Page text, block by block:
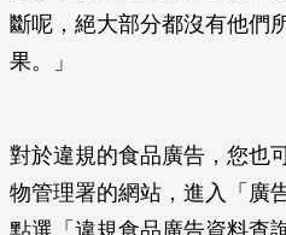
斷呢，絕大部分都沒有他們
果。」
對於違規的食品廣告，您也
物管理署的網站，進入「廣
點選「違規食品廣告資料查